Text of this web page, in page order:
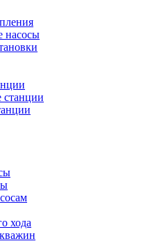
насосы
станции
хода